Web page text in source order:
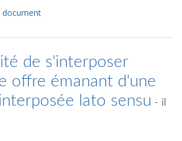
document
de s'interposer
offre émanant d'une
lato sensu - il